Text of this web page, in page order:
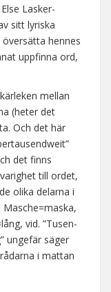
Lasker-
sitt lyriska
hennes
uppfinna ord,
mellan
(heter det
Och det här
det finns
till ordet,
olika delarna i
vid. ”Tusen-
ungefär säger
i mattan